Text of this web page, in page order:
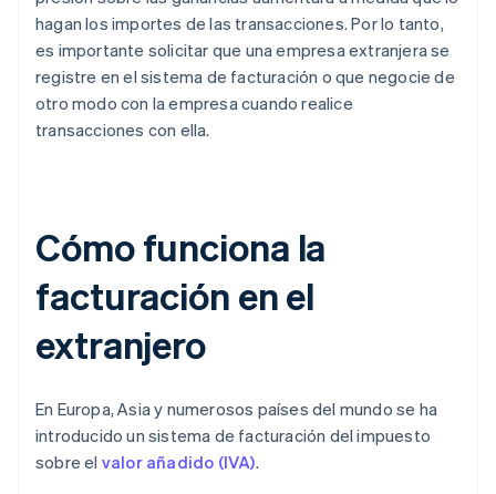
hagan los importes de las transacciones. Por lo tanto,
es importante solicitar que una empresa extranjera se
registre en el sistema de facturación o que negocie de
otro modo con la empresa cuando realice
transacciones con ella.
Cómo funciona la
facturación en el
extranjero
En Europa, Asia y numerosos países del mundo se ha
introducido un sistema de facturación del impuesto
sobre el valor añadido (IVA).